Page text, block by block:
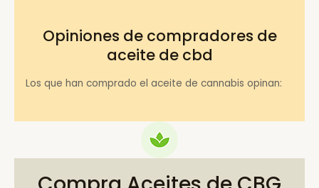
Opiniones de compradores de
aceite de cbd
Los que han comprado el aceite de cannabis opinan: